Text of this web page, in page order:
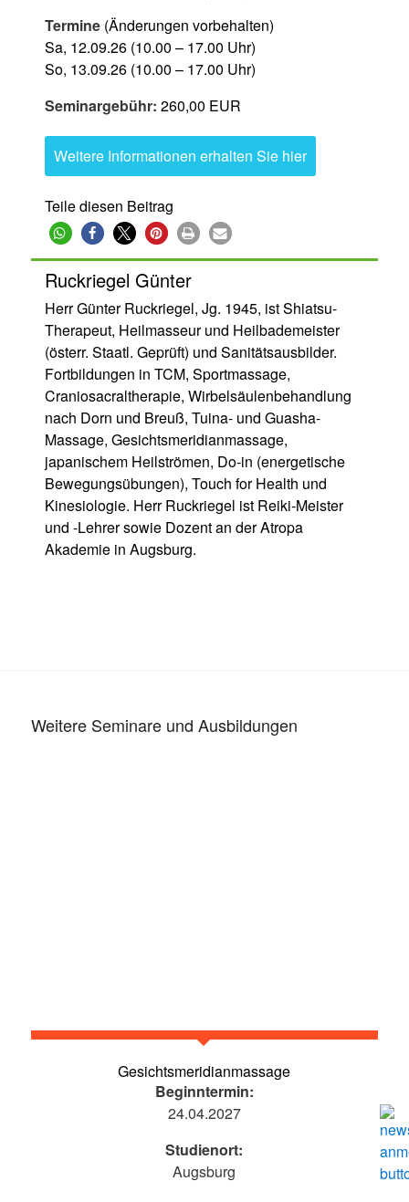
Termine(Änderungen vorbehalten)
Sa, 12.09.26 (10.00 – 17.00 Uhr)
So, 13.09.26 (10.00 – 17.00 Uhr)
Seminargebühr: 260,00 EUR
Weitere Informationen erhalten Sie hier
Teile diesen Beitrag
Ruckriegel Günter
Herr Günter Ruckriegel, Jg. 1945, ist Shiatsu-
Therapeut, Heilmasseur und Heilbademeister
(österr. Staatl. Geprüft) und Sanitätsausbilder.
Fortbildungen in TCM, Sportmassage,
Craniosacraltherapie, Wirbelsäulenbehandlung
nach Dorn und Breuß, Tuina- und Guasha-
Massage, Gesichtsmeridianmassage,
japanischem Heilströmen, Do-in (energetische
Bewegungsübungen), Touch for Health und
Kinesiologie. Herr Ruckriegel ist Reiki-Meister
und -Lehrer sowie Dozent an der Atropa
Akademie in Augsburg.
Weitere Seminare und Ausbildungen
Gesichtsmeridianmassage
Beginntermin:
24.04.2027
Studienort:
Augsburg